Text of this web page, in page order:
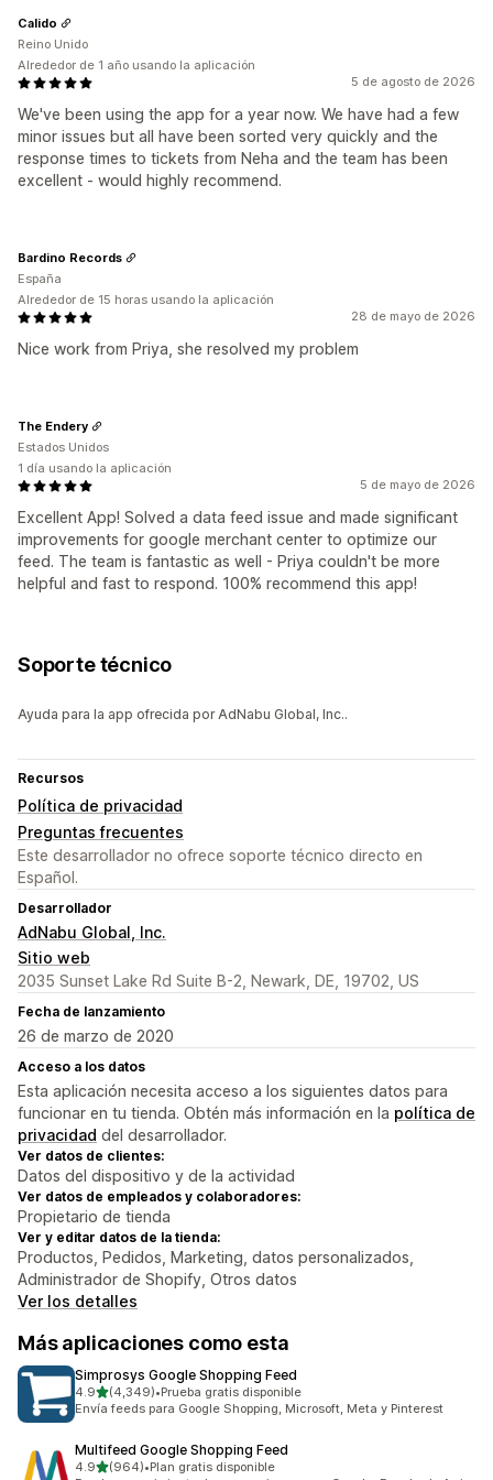
5 de agosto de 2026
We've been using the app for a year now. We have had a few
minor issues but all have been sorted very quickly and the
response times to tickets from Neha and the team has been
excellent - would highly recommend.
Calido
Reino Unido
Alrededor de 1 año usando la aplicación
28 de mayo de 2026
Nice work from Priya, she resolved my problem
Bardino Records
España
Alrededor de 15 horas usando la aplicación
5 de mayo de 2026
Excellent App! Solved a data feed issue and made significant
improvements for google merchant center to optimize our
feed. The team is fantastic as well - Priya couldn't be more
helpful and fast to respond. 100% recommend this app!
The Endery
Estados Unidos
1 día usando la aplicación
Soporte técnico
Ayuda para la app ofrecida por AdNabu Global, Inc..
Recursos
Política de privacidad
Preguntas frecuentes
Este desarrollador no ofrece soporte técnico directo en
Español.
Desarrollador
AdNabu Global, Inc.
Sitio web
2035 Sunset Lake Rd Suite B-2, Newark, DE, 19702, US
Fecha de lanzamiento
26 de marzo de 2020
Acceso a los datos
Esta aplicación necesita acceso a los siguientes datos para
funcionar en tu tienda. Obtén más información en la política de
privacidad del desarrollador.
Ver datos de clientes:
Datos del dispositivo y de la actividad
Ver datos de empleados y colaboradores:
Propietario de tienda
Ver y editar datos de la tienda:
Productos, Pedidos, Marketing, datos personalizados,
Administrador de Shopify, Otros datos
Ver los detalles
Más aplicaciones como esta
Simprosys Google Shopping Feed
4.9de 5 estrellas
(4,349)
4349 reseñas en total
•Prueba gratis disponible
Envía feeds para Google Shopping, Microsoft, Meta y Pinterest
Multifeed Google Shopping Feed
4.9de 5 estrellas
(964)
964 reseñas en total
•Plan gratis disponible